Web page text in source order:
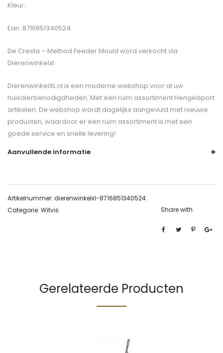
Kleur:
Ean: 8716851340524
De Cresta – Method Feeder Mould word verkocht via
Dierenwinkelxl
DierenwinkelXL.nl is een moderne webshop voor al uw
huisdierbenodigdheden. Met een ruim assortiment Hengelsport
artikelen. De webshop wordt dagelijks aangevuld met nieuwe
producten, waardoor er een ruim assortiment is met een
goede service en snelle levering!
Aanvullende informatie
Artikelnummer: dierenwinkelxl-8716851340524
Categorie: Witvis Share with
Gerelateerde Producten